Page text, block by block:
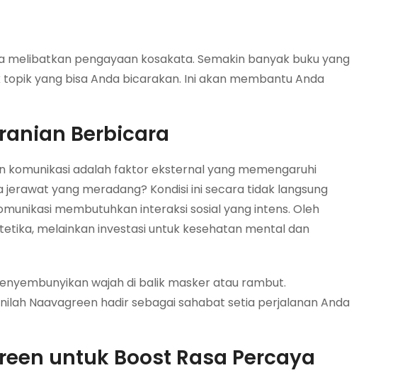
pengayaan kosakata. Semakin banyak buku yang
yang bisa Anda bicarakan. Ini akan membantu Anda
Berbicara
adalah faktor eksternal yang memengaruhi
yang meradang? Kondisi ini secara tidak langsung
membutuhkan interaksi sosial yang intens. Oleh
melainkan investasi untuk kesehatan mental dan
wajah di balik masker atau rambut.
Naavagreen hadir sebagai sahabat setia perjalanan Anda
untuk Boost Rasa Percaya